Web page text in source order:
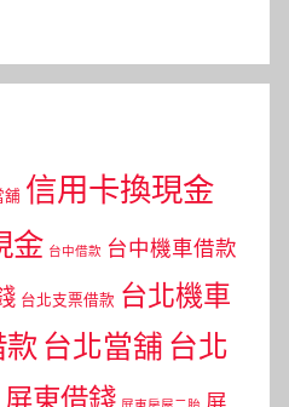
舖 信用卡換現金
金 台中借款 台中機車借款
台北支票借款 台北機車
台北當舖 台北
屏東借錢
屏